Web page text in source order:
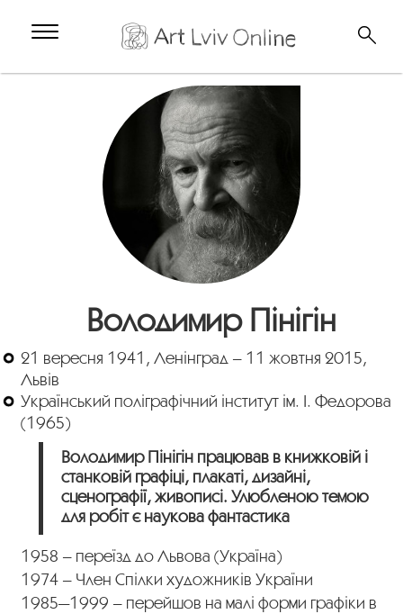
Володимир Пінігін
21 вересня 1941, Ленінград – 11 жовтня 2015,
Львів
Український поліграфічний інститут ім. І. Федорова
(1965)
Володимир Пінігін працював в книжковій і
станковій графіці, плакаті, дизайні,
сценографії, живописі. Улюбленою темою
для робіт є наукова фантастика
1958 – переїзд до Львова (Україна)
1974 – Член Спілки художників України
1985—1999 – перейшов на малі форми графіки в